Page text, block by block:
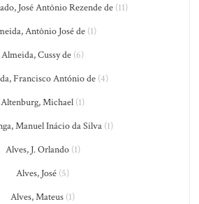
José Antônio Rezende de (11)
Antônio José de (1)
Almeida, Cussy de (6)
Francisco António de (4)
Altenburg, Michael (1)
Manuel Inácio da Silva(1)
Alves, J. Orlando(1)
Alves, José (5)
Alves, Mateus (1)